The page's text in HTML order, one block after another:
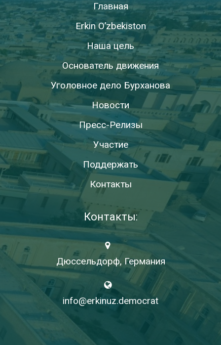
Главная
Erkin O’zbekiston
Наша цель
Основатель движения
Уголовное дело Бурханова
Новости
Пресс-Релизы
Участие
Поддержать
Контакты
Контакты:
Дюссельдорф, Германия
info@erkinuz.democrat